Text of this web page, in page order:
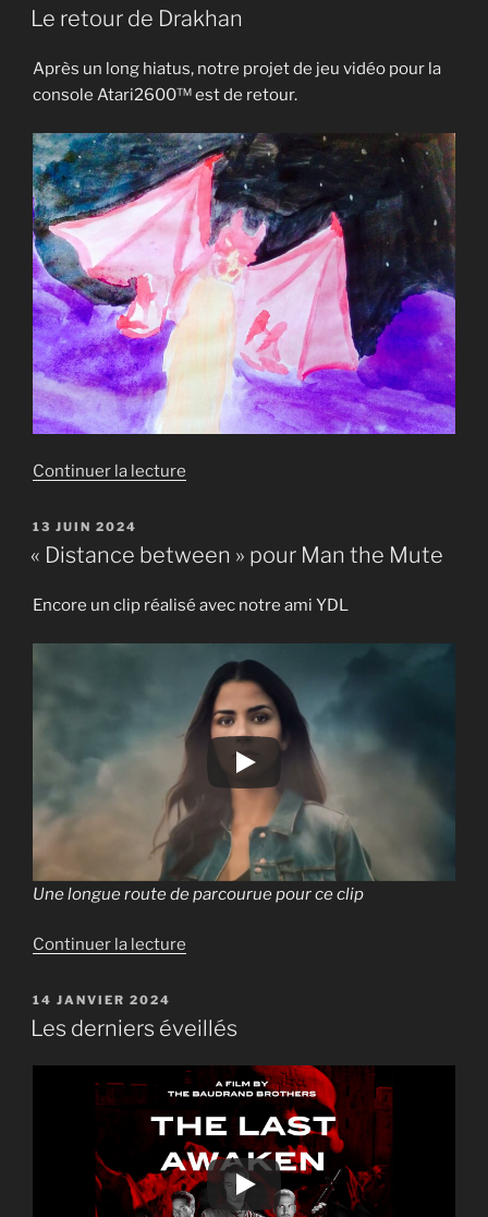
Aux
du
paradis »
LE
Le retour de Drakhan
Après un long hiatus, notre projet de jeu vidéo pour la
console Atari2600™ est de retour.
Continuer la lecture
de
PUBLIÉ
LE
13 JUIN 2024
« Distance between » pour Man the Mute
Encore un clip réalisé avec notre ami YDL
Une longue route de parcourue pour ce clip
Continuer la lecture
pour
the
Mute »
PUBLIÉ
LE
14 JANVIER 2024
Les derniers éveillés